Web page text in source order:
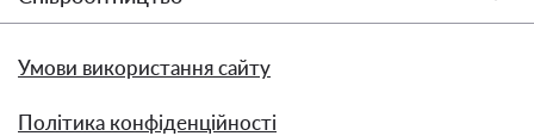
Умови використання сайту
Політика конфіденційності